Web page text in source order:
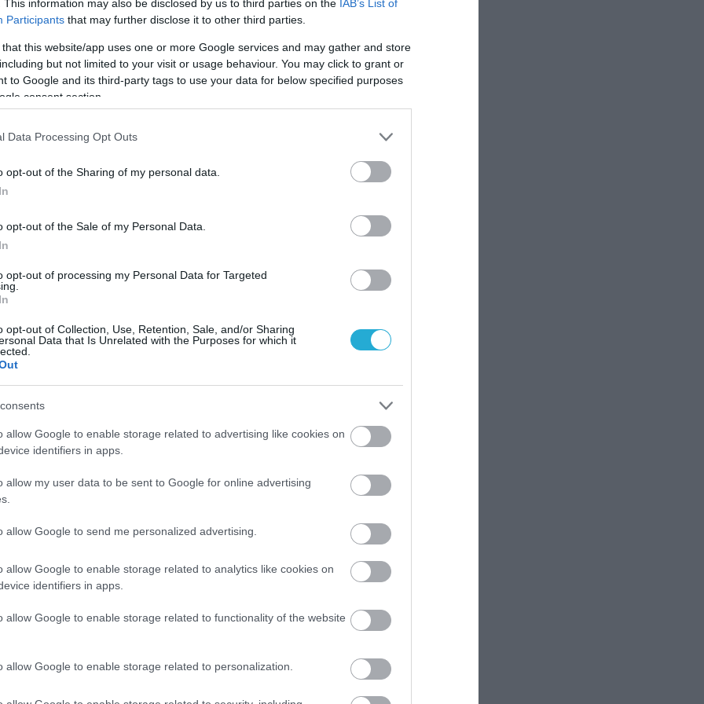
This information may also be disclosed by us to third parties on the IAB’s List of
Participants that may further disclose it to other third parties.
that this website/app uses one or more Google services and may gather and store
but not limited to your visit or usage behaviour. You may click to grant or
to Google and its third-party tags to use your data for below specified purposes
consent section.
Data Processing Opt Outs
opt-out of the Sharing of my personal data.
opt-out of the Sale of my Personal Data.
opt-out of processing my Personal Data for Targeted
opt-out of Collection, Use, Retention, Sale, and/or Sharing
Data that Is Unrelated with the Purposes for which it
allow Google to enable storage related to advertising like cookies on
identifiers in apps.
allow my user data to be sent to Google for online advertising
allow Google to send me personalized advertising.
allow Google to enable storage related to analytics like cookies on
identifiers in apps.
allow Google to enable storage related to functionality of the website
allow Google to enable storage related to personalization.
τους ελαιοπαραγωγούς
αναμένεται νέο κύμα ανατιμήσεων μέσα στον
επηρεαστούν είναι και το ελαιόλαδο με τις
15%. Ωστόσο, δυσκολίες αντιμετωπίζουν και οι
η Μεσσηνία. Όπως χαρακτηριστικά αναφέρουν
να κατάφεραν να πάρουν μία καλή τιμή
το εισόδημά τους να εξανεμιστεί. «Η
για τον νομό Μεσσηνίας μία δυσάρεστη
όσον αφορά την παραγόμενη ποσότητα
συνθηκών. Ο νόμος μας, ο οποίος
τόνους, φέτος θα κυμανθεί στους 30 χιλ. τόνους.
αύξηση κοντά στα 3,5 ευρώ κάτι που σημαίνει
του καταναλωτή. Ωστόσο αυτή η αύξηση δεν
το πρόβλημα της παραγωγής και των
περιγράφει στο FoodLife, ο διευθυντής του
Μεσσηνίας,Γιάννης Πάζιος.
Newsκαι μάθετε πρώτοι όλες τις ειδήσεις